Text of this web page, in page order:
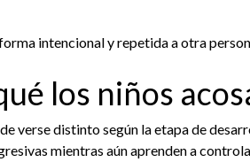
intencional y repetida a otra
los niños
verse distinto según la etapa de
mientras aún aprenden a